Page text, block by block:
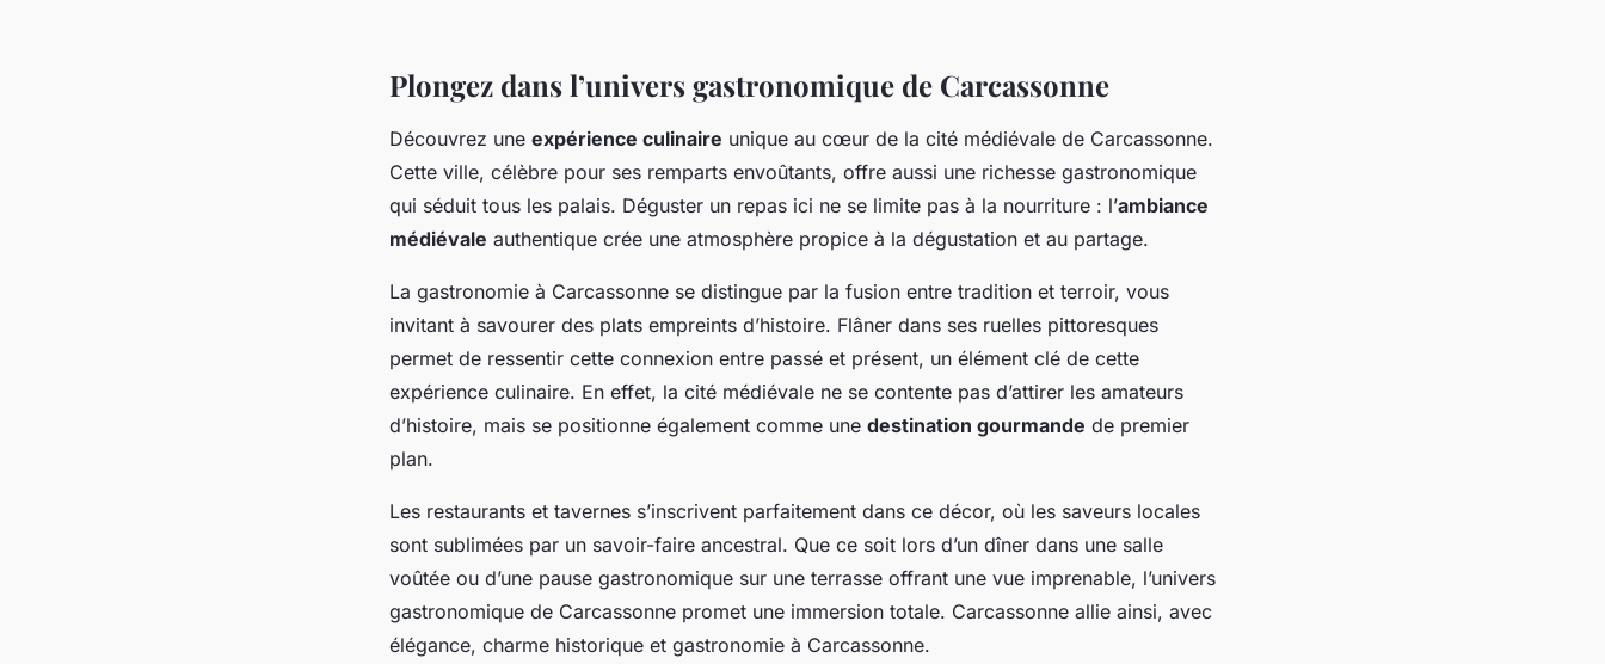
Plongez dans l’univers gastronomique de Carcassonne
Découvrez une expérience culinaire unique au cœur de la cité médiévale de Carcassonne.
Cette ville, célèbre pour ses remparts envoûtants, offre aussi une richesse gastronomique
qui séduit tous les palais. Déguster un repas ici ne se limite pas à la nourriture : l’ambiance
médiévale authentique crée une atmosphère propice à la dégustation et au partage.
La gastronomie à Carcassonne se distingue par la fusion entre tradition et terroir, vous
invitant à savourer des plats empreints d’histoire. Flâner dans ses ruelles pittoresques
permet de ressentir cette connexion entre passé et présent, un élément clé de cette
expérience culinaire. En effet, la cité médiévale ne se contente pas d’attirer les amateurs
d’histoire, mais se positionne également comme une destination gourmande de premier
plan.
Les restaurants et tavernes s’inscrivent parfaitement dans ce décor, où les saveurs locales
sont sublimées par un savoir-faire ancestral. Que ce soit lors d’un dîner dans une salle
voûtée ou d’une pause gastronomique sur une terrasse offrant une vue imprenable, l’univers
gastronomique de Carcassonne promet une immersion totale. Carcassonne allie ainsi, avec
élégance, charme historique et gastronomie à Carcassonne.